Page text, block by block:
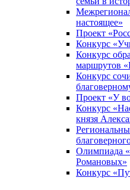
настоящее»
Проект
Конкурс
Конкурс
маршрутов
Конкурс
Проект «У
Конкурс
князя
Олимпиада
Романовых»
Конкурс